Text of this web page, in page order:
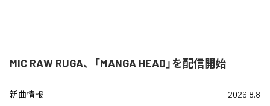
MIC RAW RUGA、「MANGA HEAD」を配信開始
新曲情報 2026.8.8